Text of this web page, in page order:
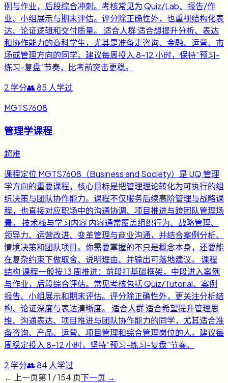
例与作业，后段综合冲刺。考核常见为 Quiz/Lab、报告/作
业、小组展示与期末评估。评分除正确性外，也重视结构化表
达、论证逻辑和交付质量。 适合人群 适合想提升分析、表达
和协作能力的商科学生，尤其是准备走咨询、金融、运营、市
场或管理方向的同学。建议每周投入 8-12 小时，保持“预习-
练习-复盘”节奏，比考前突击更稳。
2 学分👥85 人学过
MGTS7608
管理学课程
超难
课程定位 MGTS7608（Business and Society）是 UQ 管理
学方向的重要课程，核心目标是把管理理论转化为可执行的组
织决策与团队协作能力。课程不仅服务后续高阶管理与战略课
程，也直接对应职场中的沟通协调、项目推进与跨团队管理场
景。 技术栈与学习内容 内容通常覆盖组织行为、战略管理、
领导力、运营改进、变革管理与商业沟通，并结合案例分析、
情境决策和团队项目。你需要掌握的不只是概念本身，还要能
在复杂约束下做取舍、说明理由、并输出可落地建议。 课程
结构 课程一般按 13 周推进：前段打基础框架，中段进入案例
与作业，后段综合评估。常见考核包括 Quiz/Tutorial、案例
报告、小组展示和期末评估。评分除正确性外，更关注分析结
构、论证深度与表达清晰度。 适合人群 适合希望提升管理思
维、沟通表达、项目推进与团队协作能力的同学，尤其适合准
备咨询、产品、运营、项目管理和综合管理岗位的人。建议每
周稳定投入 8-12 小时，坚持“预习-练习-复盘”节奏。
2 学分👥84 人学过
← 上一页第1 /154 页下一页 →